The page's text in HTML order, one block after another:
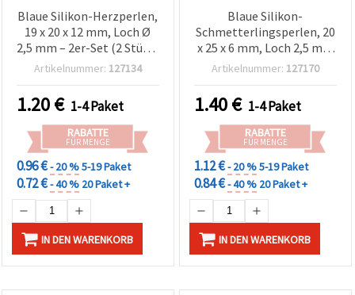
Blaue Silikon-Herzperlen,
19 x 20 x 12 mm, Loch Ø
2,5 mm – 2er-Set (2 Stück)
für Schmuckherstellung &
Artikelnummer: 127134
1.20€ 1-4 Paket
RABATTE
FÜR MENGE
0.96 €- 20 %5-19 Paket
0.72 €- 40 % 20 Paket +
IN DEN WARENKORB
Blaue Silikon-
Schmetterlingsperlen, 20
x 25 x 6 mm, Loch 2,5 mm
– Set mit 2 Stück, ideal für
DIY-Bastelprojekte
Artikelnummer: 127170
1.40€ 1-4 Paket
RABATTE
FÜR MENGE
1.12 €- 20 %5-19 Paket
0.84 €- 40 % 20 Paket +
IN DEN WARENKORB